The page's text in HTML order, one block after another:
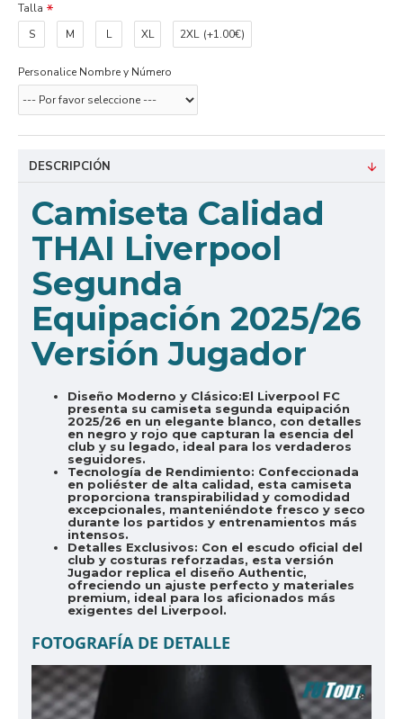
Talla
S
M L XL 2XL (+1.00€)
Personalice Nombre y Número
DESCRIPCIÓN
Camiseta Calidad
THAI Liverpool
Segunda
Equipación 2025/26
Versión Jugador
Diseño Moderno y Clásico:El Liverpool FC
presenta su camiseta segunda equipación
2025/26 en un elegante blanco, con detalles
en negro y rojo que capturan la esencia del
club y su legado, ideal para los verdaderos
seguidores.
Tecnología de Rendimiento: Confeccionada
en poliéster de alta calidad, esta camiseta
proporciona transpirabilidad y comodidad
excepcionales, manteniéndote fresco y seco
durante los partidos y entrenamientos más
intensos.
Detalles Exclusivos: Con el escudo oficial del
club y costuras reforzadas, esta versión
Jugador replica el diseño Authentic,
ofreciendo un ajuste perfecto y materiales
premium, ideal para los aficionados más
exigentes del Liverpool.
FOTOGRAFÍA DE DETALLE